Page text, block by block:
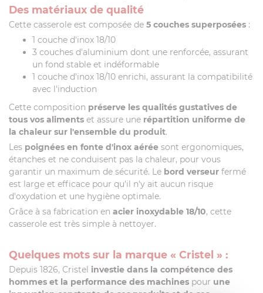
Des matériaux de qualité
Cette casserole est composée de 5 couches superposées :
1 couche d'inox 18/10
3 couches d'aluminium dont une renforcée, assurant
un fond stable et indéformable
1 couche d'inox 18/10 enrichi, assurant la compatibilité
avec l'induction
Cette composition préserve les qualités gustatives de
tous vos aliments et assure une répartition uniforme de
la chaleur sur l'ensemble du produit.
Les poignées en fonte d'inox aérée sont ergonomiques,
étanches et ne conduisent pas la chaleur, pour vous
garantir un maximum de sécurité. Le bord verseur fermé
est large et efficace pour qu'il n'y ait aucun risque
d'oxydation et une hygiène optimale.
Grâce à sa fabrication en acier inoxydable 18/10, cette
casserole est très simple à nettoyer.
Quelques mots sur la marque « Cristel » :
Depuis 1826, Cristel investie dans la compétence des
hommes et la performance des machines pour une